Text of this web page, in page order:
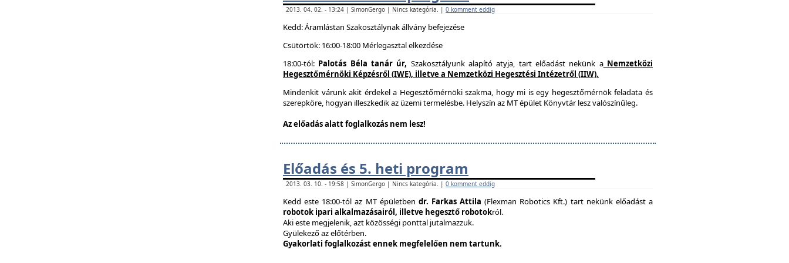
2013. 04. 02. - 13:24 | SimonGergo | Nincs kategória. | 0 komment eddig
Kedd: Áramlástan Szakosztálynak állvány befejezése
Csütörtök: 16:00-18:00 Mérlegasztal elkezdése
18:00-tól: Palotás Béla tanár úr, Szakosztályunk alapító atyja, tart előadást nekünk aNemzetközi
Hegesztőmérnöki Képzésről (IWE), illetve a Nemzetközi Hegesztési Intézetről (IIW).
Mindenkit várunk akit érdekel a Hegesztőmérnöki szakma, hogy mi is egy hegesztőmérnök feladata és
szerepköre, hogyan illeszkedik az üzemi termelésbe. Helyszín az MT épület Könyvtár lesz valószínűleg.
Az előadás alatt foglalkozás nem lesz!
Előadás és 5. heti program
2013. 03. 10. - 19:58 | SimonGergo | Nincs kategória. | 0 komment eddig
Kedd este 18:00-tól az MT épületben dr. Farkas Attila(Flexman Robotics Kft.) tart nekünk előadást a
robotok ipari alkalmazásairól, illetve hegesztő robotokról.
Aki este megjelenik, azt közösségi ponttal jutalmazzuk.
Gyülekező az előtérben.
Gyakorlati foglalkozást ennek megfelelően nem tartunk.